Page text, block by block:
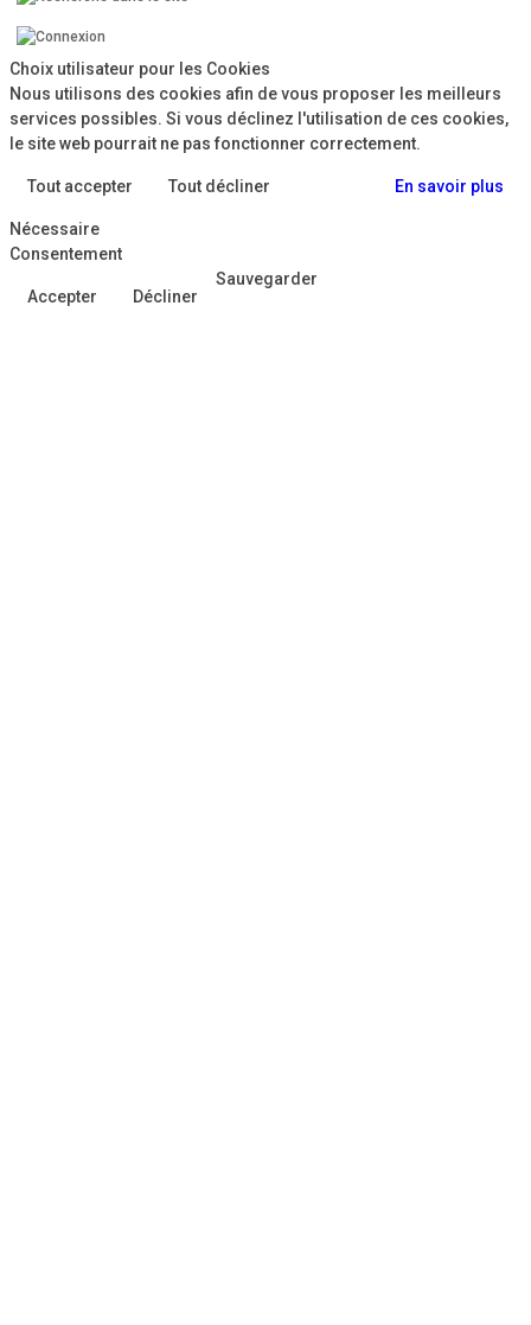
Choix utilisateur pour les Cookies
Nous utilisons des cookies afin de vous proposer les meilleurs
services possibles. Si vous déclinez l'utilisation de ces cookies,
le site web pourrait ne pas fonctionner correctement.
Tout accepter Tout décliner En savoir plus
Nécessaire
Consentement
Accepter Décliner
Sauvegarder